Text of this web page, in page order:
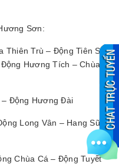
Sơn:
Thiên Trù – Động Tiên Sơn
Hương Tích – Chùa
– Động Hương Đài
Long Vân – Hang Sũng
Chùa Cá – Động Tuyết